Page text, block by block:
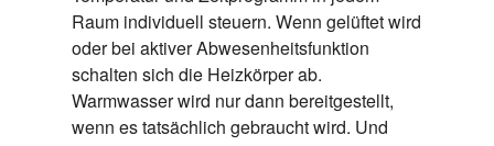
Raum individuell steuern. Wenn gelüftet wird
oder bei aktiver Abwesenheitsfunktion
schalten sich die Heizkörper ab.
Warmwasser wird nur dann bereitgestellt,
wenn es tatsächlich gebraucht wird. Und